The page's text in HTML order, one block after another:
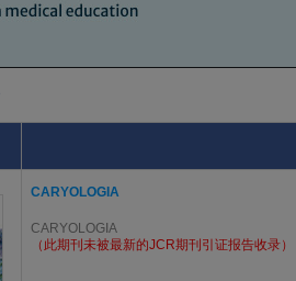
CARYOLOGIA
CARYOLOGIA
（此期刊未被最新的JCR期刊引证报告收录）